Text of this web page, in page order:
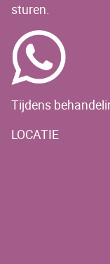
sturen.
Tijdens
LOCATIE